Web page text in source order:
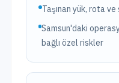
Taşınan yük, rota ve
Samsun'daki
bağlı özel riskler